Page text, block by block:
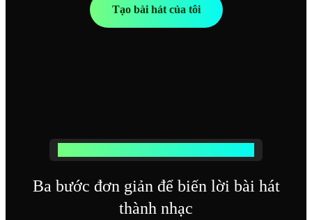
Tạo bài hát của tôi
Ba bước đơn giản để biến lời bài hát
thành nhạc